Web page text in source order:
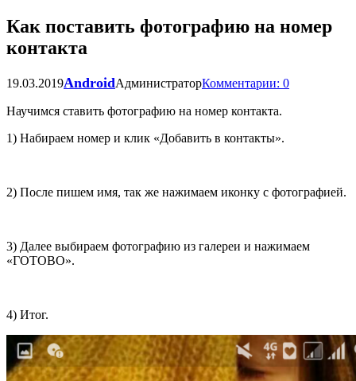
Как поставить фотографию на номер
контакта
19.03.2019AndroidАдминистраторКомментарии: 0
Научимся ставить фотографию на номер контакта.
1) Набираем номер и клик «Добавить в контакты».
2) После пишем имя, так же нажимаем иконку с фотографией.
3) Далее выбираем фотографию из галереи и нажимаем
«ГОТОВО».
4) Итог.